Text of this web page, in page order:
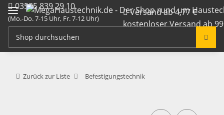
03585 839 29 10
(Mo.-Do. 7-15 Uhr, Fr. 7-12 Uhr)
info@megahaustechnik.de
Versand ab 4,77 €
kostenloser Versand ab
Zurück zur Liste Befestigungstechnik